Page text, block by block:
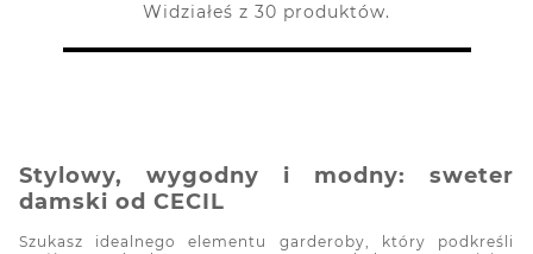
Widziałeś z 30 produktów.
Stylowy, wygodny i modny: sweter
damski od CECIL
Szukasz idealnego elementu garderoby, który podkreśli